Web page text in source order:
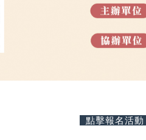
點擊報名活動